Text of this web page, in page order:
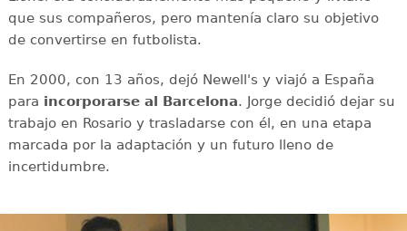
que sus compañeros, pero mantenía claro su objetivo
de convertirse en futbolista.
En 2000, con 13 años, dejó Newell's y viajó a España
para incorporarse al Barcelona. Jorge decidió dejar su
trabajo en Rosario y trasladarse con él, en una etapa
marcada por la adaptación y un futuro lleno de
incertidumbre.